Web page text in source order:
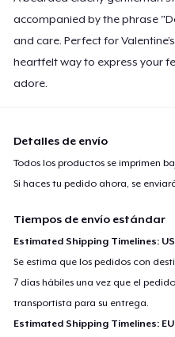
accompanied by the phrase
and care. Perfect for
heartfelt way to express your
adore.
Detalles de envío
Todos los productos se imprimen
Si haces tu pedido ahora, se
Tiempos de envío estándar
Estimated Shipping Timelines:
Se estima que los pedidos con
7 días hábiles una vez que el
transportista para su entrega.
Estimated Shipping Timelines:
30,99 US$